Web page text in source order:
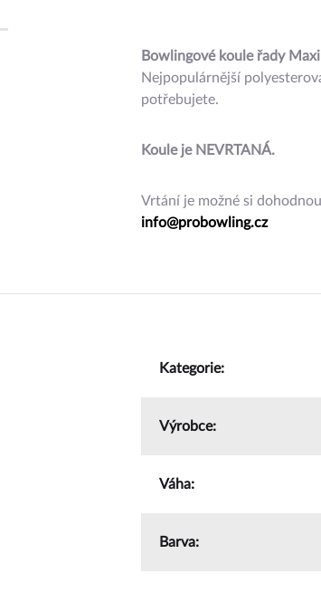
Bowlingové koule řady
Nejpopulárnější
potřebujete.
Koule je NEVRTANÁ.
Vrtání je možné si
info@probowling.cz
Kategorie:
Výrobce:
Váha:
Barva: